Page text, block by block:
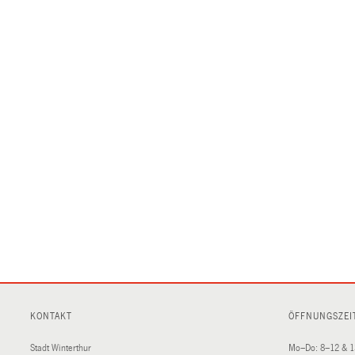
KONTAKT
Stadt Winterthur Mo–Do: 8–12 &